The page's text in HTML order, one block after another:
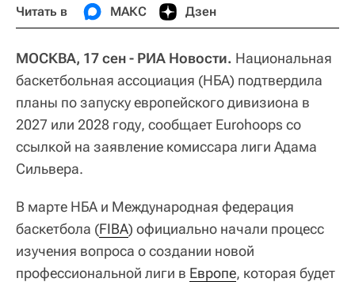
Читать в МАКС Дзен
МОСКВА, 17 сен - РИА Новости. Национальная
баскетбольная ассоциация (НБА) подтвердила
планы по запуску европейского дивизиона в
2027 или 2028 году, сообщает Eurohoops со
ссылкой на заявление комиссара лиги Адама
Сильвера.
В марте НБА и Международная федерация
баскетбола (FIBA) официально начали процесс
изучения вопроса о создании новой
профессиональной лиги в Европе, которая будет